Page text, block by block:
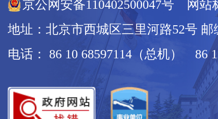
京公网安备110402500047号 网站
地址：北京市西城区三里河路52号 邮
电话： 86 10 68597114（总机） 86